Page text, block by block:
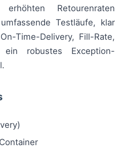
Retourenraten
Testläufe, klar
Time-Delivery, Fill-Rate,
ein robustes Exception-